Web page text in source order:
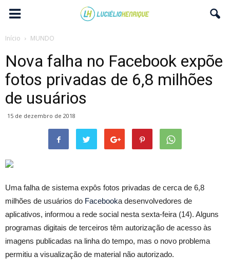
Início MUNDO
Nova falha no Facebook expõe
fotos privadas de 6,8 milhões
de usuários
15 de dezembro de 2018
Uma falha de sistema expôs fotos privadas de cerca de 6,8
milhões de usuários do Facebooka desenvolvedores de
aplicativos, informou a rede social nesta sexta-feira (14). Alguns
programas digitais de terceiros têm autorização de acesso às
imagens publicadas na linha do tempo, mas o novo problema
permitiu a visualização de material não autorizado.